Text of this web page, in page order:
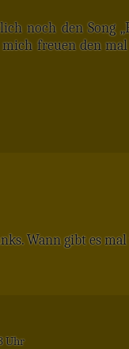
noch den Song
freuen den
Wann gibt es
Uhr